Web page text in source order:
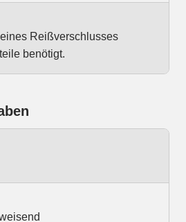
Reißverschlusses
benötigt.